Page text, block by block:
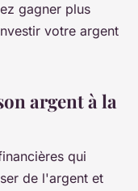
gagner plus
votre argent
argent à la
qui
de l'argent et